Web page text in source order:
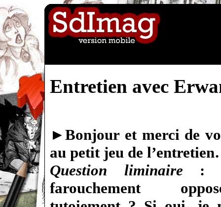
Entretien avec
►Bonjour et merci de
au petit jeu de
Question liminaire :
farouchement